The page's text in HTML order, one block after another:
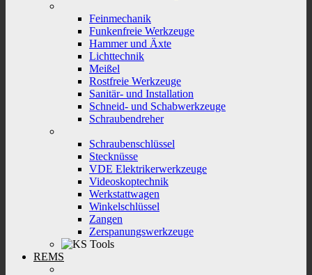
Feinmechanik
Funkenfreie Werkzeuge
Hammer und Äxte
Lichttechnik
Meißel
Rostfreie Werkzeuge
Sanitär- und Installation
Schneid- und Schabwerkzeuge
Schraubendreher
Schraubenschlüssel
Stecknüsse
VDE Elektrikerwerkzeuge
Videoskoptechnik
Werkstattwagen
Winkelschlüssel
Zangen
Zerspanungswerkzeuge
REMS